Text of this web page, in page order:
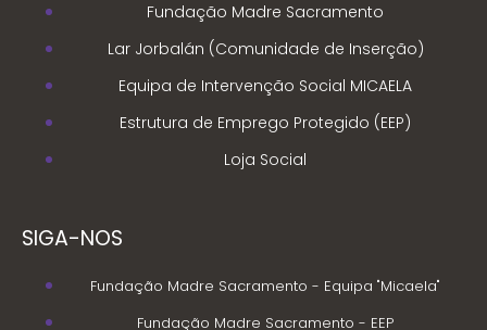
Fundação Madre Sacramento
Lar Jorbalán (Comunidade de Inserção)
Equipa de Intervenção Social MICAELA
Estrutura de Emprego Protegido (EEP)
Loja Social
SIGA-NOS
Fundação Madre Sacramento - Equipa "Micaela"
Fundação Madre Sacramento - EEP